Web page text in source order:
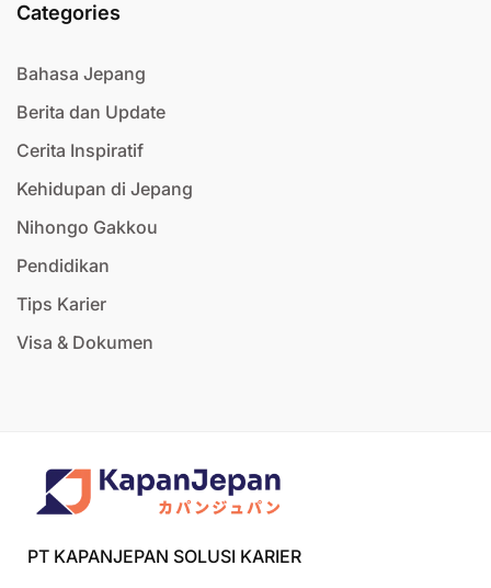
Categories
Bahasa Jepang
Berita dan Update
Cerita Inspiratif
Kehidupan di Jepang
Nihongo Gakkou
Pendidikan
Tips Karier
Visa & Dokumen
PT KAPANJEPAN SOLUSI KARIER